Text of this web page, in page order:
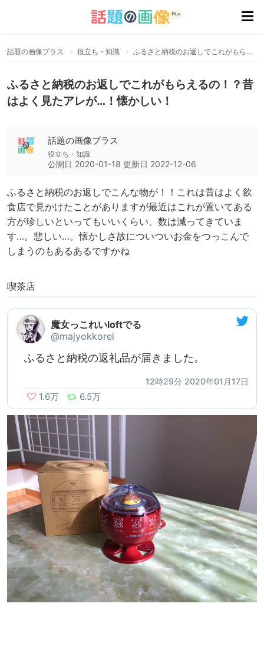
話題の画像プラス 役立ち・知識 ふるさと納税のお返しでこれがもらえるの！？昔はよく見たアレが…！懐かしい！
ふるさと納税のお返しでこれがもらえるの！？昔
はよく見たアレが…！懐かしい！
話題の画像プラス
役立ち・知識
公開日 2020-01-18 更新日 2022-12-06
ふるさと納税のお返しでこんな物が！！これは昔はよく飲
食店で見かけたことがありますが最近はこれが置いてある
方が珍しいといってもいいくらい、数は減ってきていま
す…。悲しい…。懐かしさ故についついお金をつっこんで
しまうのもあるあるですかね
喫茶店
魔女っこれいloftでる
@majyokkorei
ふるさと納税の返礼品が届きました。
12時29分 2020年01月17日
1.6万 6.5万